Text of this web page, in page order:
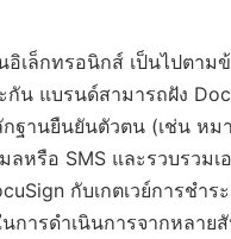
อิเล็กทรอนิกส์ เป็นไปต
กัน แบรนด์สามารถฝัง
านยืนยันตัวตน (เช่น หม
หรือ SMS และรวบรวม
กับเกตเวย์การชำ
การดำเนินการจากหลาย